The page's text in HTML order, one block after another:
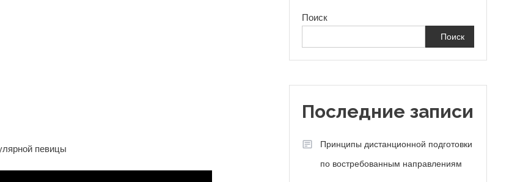
Поиск
Поиск
Последние записи
Принципы дистанционной подготовки
по востребованным направлениям